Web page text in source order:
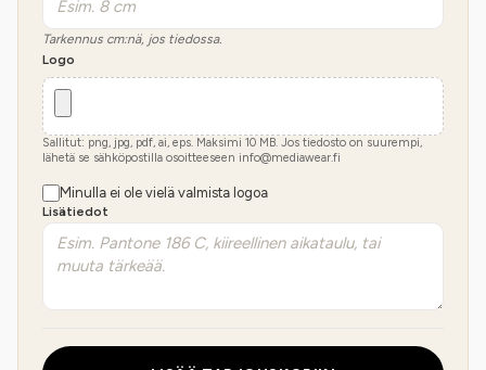
Tarkennus cm:nä, jos tiedossa.
Logo
Sallitut: png, jpg, pdf, ai, eps. Maksimi 10 MB. Jos tiedosto on suurempi,
lähetä se sähköpostilla osoitteeseen info@mediawear.fi
Minulla ei ole vielä valmista logoa
Lisätiedot